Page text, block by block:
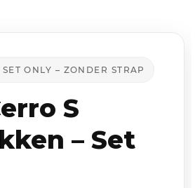
ONLY – ZONDER STRAP
S
– Set